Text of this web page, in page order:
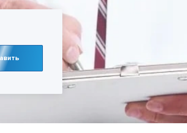
Метод Шичко
Снятие кодировки
Лечение панических атак
Лечение паранойи
Лечение ПТСР
Лечение шизофрении
Лечение социопатии
Лечение созависимости
Лечение тревожного расстройства
Психиатр на дом